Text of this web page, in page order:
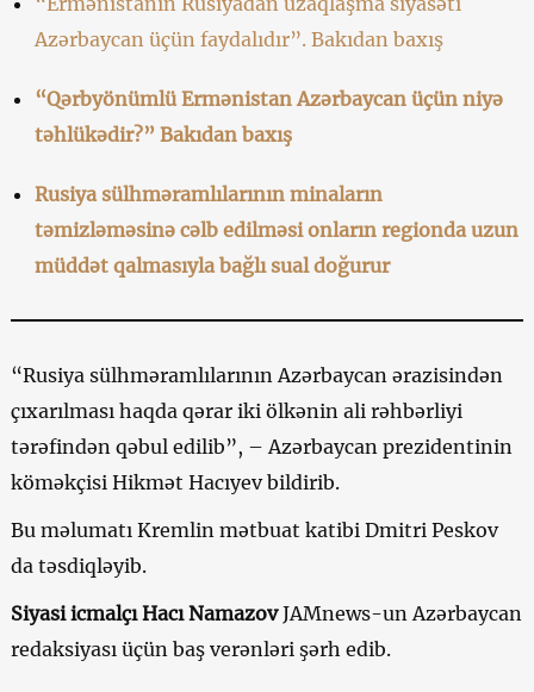
Azərbaycan üçün faydalıdır”. Bakıdan baxış
“Qərbyönümlü Ermənistan Azərbaycan üçün niyə
təhlükədir?” Bakıdan baxış
Rusiya sülhməramlılarının minaların
təmizləməsinə cəlb edilməsi onların regionda uzun
müddət qalmasıyla bağlı sual doğurur
“Rusiya sülhməramlılarının Azərbaycan ərazisindən
çıxarılması haqda qərar iki ölkənin ali rəhbərliyi
tərəfindən qəbul edilib”, – Azərbaycan prezidentinin
köməkçisi Hikmət Hacıyev bildirib.
Bu məlumatı Kremlin mətbuat katibi Dmitri Peskov
da təsdiqləyib.
Siyasi icmalçıHacı NamazovJAMnews-un Azərbaycan
redaksiyası üçün baş verənləri şərh edib.